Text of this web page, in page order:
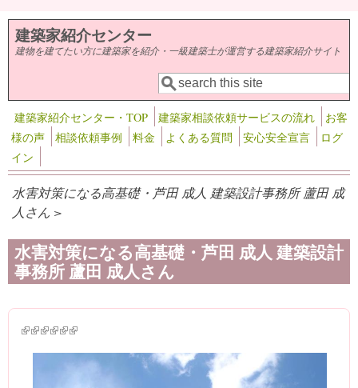
メインコンテンツに移動
建築家紹介センター
建物を建てたい方に建築家を紹介・一級建築士が運営する建築家紹介サイト
検索フォーム
検索
建築家紹介センター・TOP 建築家相談依頼サービスの流れ
お客
様の声
相談依頼事例 料金 よくある質問 安心安全宣言
ログ
イン
水害対策になる高基礎・芦田 成人 建築設計事務所 蘆田 成
人さん >
水害対策になる高基礎・芦田 成人 建築設計
事務所 蘆田 成人さん
(link is external)
(link is external)
(link is external)
(link is external)
(link is external)
(link is external)